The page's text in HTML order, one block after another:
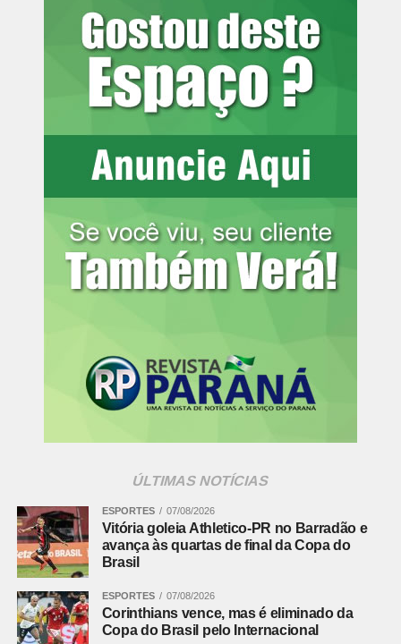
marítimas melhoram a qualidade da
água em Matinhos
A decisão judicial ressaltou que a controvérsia
transcende o interesse local ao envolver garantias
fundamentais da era digital e diretrizes nacionais de
educação, determinando a oitiva prévia da ANPD, do
Ministério da Educação e do Fundo Nacional de
Desenvolvimento da Educação antes da apreciação das
medidas liminares.
A ação do MPPR embasa projeto de lei apresentado no
Congresso Nacional e é mencionada por vários veículos
Matéria anterior:
ajuíza ação civil por violação à Lei Geral de Proteção de
Informações para a imprensa:
Assessoria de Comunicação
[email protected]
Fonte:Ministério Público PR
ÚLTIMAS NOTÍCIAS
ESPORTES 07/08/2026
Vitória goleia Athletico-PR no Barradão e
avança às quartas de final da Copa do
Brasil
ESPORTES 07/08/2026
Corinthians vence, mas é eliminado da
Copa do Brasil pelo Internacional